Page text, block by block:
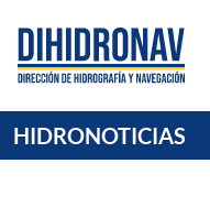
HIDRONOTICIAS